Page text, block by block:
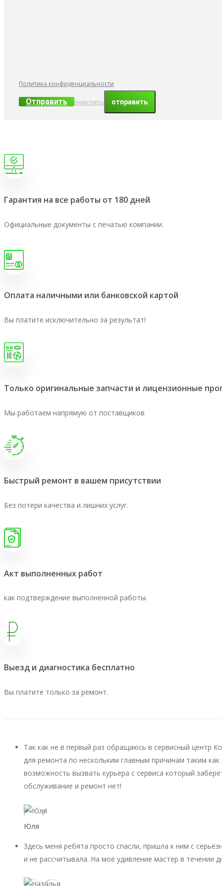
Политика конфиденциальности
Отправить очистить
Гарантия на все работы от 180 дней
Официальные документы с печатью компании.
Оплата наличными или банковской картой
Вы платите исключительно за результат!
Только оригинальные запчасти и лицензионные
Мы работаем напрямую от поставщиков
Быстрый ремонт в вашем присутствии
Без потери качества и лишних услуг.
Акт выполненных работ
как подтверждение выполненной работы.
Выезд и диагностика бесплатно
Вы платите только за ремонт.
Так как не в первый раз обращаюсь в сервисный центр
для ремонта по нескольким главным причинам таким
возможность вызвать курьера с сервиса который
обслуживание и ремонт нет!
Юля
Здесь меня ребята просто спасли, пришла к ним с
и не рассчитывала. На моё удивление мастер в течении